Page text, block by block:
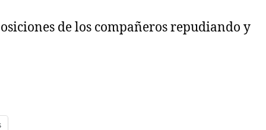
de los compañeros repudiando y